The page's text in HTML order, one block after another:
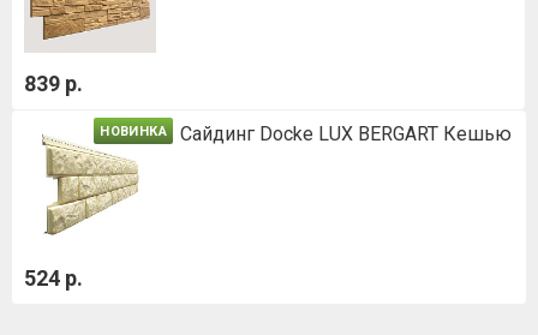
839 р.
НОВИНКА Сайдинг Docke LUX BERGART Кешью
524 р.